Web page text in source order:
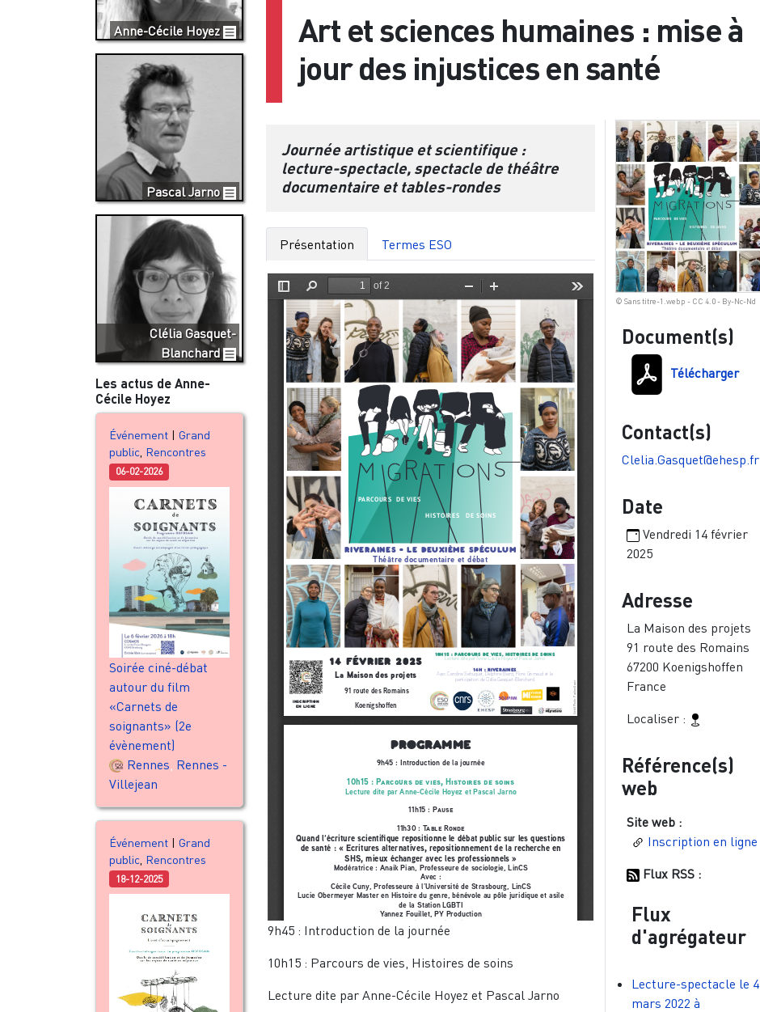
Anne-Cécile Hoyez
Pascal Jarno
Clélia Gasquet-
Blanchard
Les actus de Anne-
Cécile Hoyez
Événement | Grand
public Rencontres
06-02-2026
Soirée ciné-débat
autour du film
«Carnets de
soignants» (2e
évènement)
Rennes Rennes -
Villejean
Événement | Grand
public Rencontres
18-12-2025
Art et sciences humaines : mise à
jour des injustices en santé
Journée artistique et scientifique :
lecture-spectacle, spectacle de théâtre
documentaire et tables-rondes
Présentation Termes ESO
Document
9h45 : Introduction de la journée
10h15 : Parcours de vies, Histoires de soins
Lecture dite par Anne-Cécile Hoyez et Pascal Jarno
© Sans titre-1.webp - CC 4.0 - By-Nc-Nd
Document(s)
Télécharger
Contact(s)
Clelia.Gasquet@ehesp.fr
Date
Vendredi 14 février
2025
Adresse
La Maison des projets
91 route des Romains
67200 Koenigshoffen
France
Localiser :
Référence(s)
web
Site web :
Inscription en ligne
Flux RSS :
Flux
d'agrégateur
Lecture-spectacle le 4
mars 2022 à